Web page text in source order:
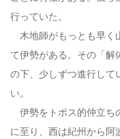
行っていた。
木地師がもっとも早く
て伊勢がある。その「解
の下、少しずつ進行して
い。
伊勢をトポス的仲立ち
に至り、西は紀州から